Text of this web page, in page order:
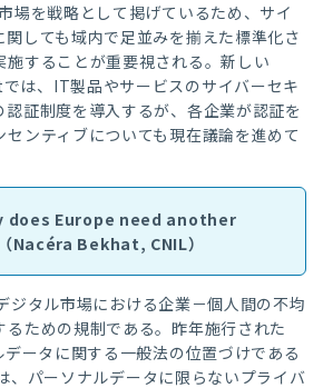
場を戦略として掲げているため、サイ
関しても域内で足並みを揃えた標準化さ
施することが重要視される。新しい
は、IT製品やサービスのサイバーセキ
認証制度を導入するが、各企業が認証を
ンティブについても現在議論を進めて
does Europe need another
Nacéra Bekhat, CNIL）
タル市場における企業－個人間の不均
るための規制である。昨年施行された
ータに関する一般法の位置づけである
、パーソナルデータに限らないプライバ